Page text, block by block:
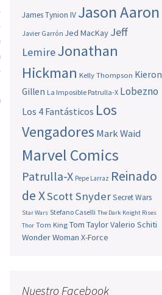
James Tynion IV Jason Aaron
Javier Garrón Jed MacKay Jeff
LemireJonathan
Hickman Kelly Thompson Kieron
Gillen La Imposible Patrulla-X Lobezno
Los 4 Fantásticos Los
Vengadores Mark Waid
Marvel Comics
Patrulla-X Pepe Larraz Reinado
de XScott SnyderSecret Wars
Star Wars Stefano Caselli The Dark Knight Rises
Thor Tom King Tom TaylorValerio Schiti
Wonder Woman X-Force
Nuestro Facebook